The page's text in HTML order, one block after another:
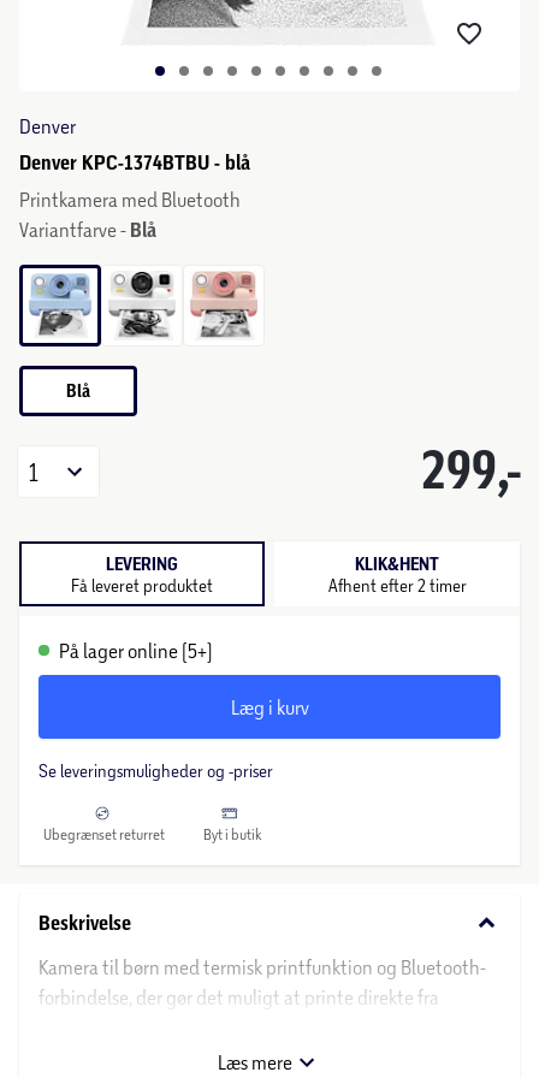
Denver
Denver KPC-1374BTBU - blå
Printkamera med Bluetooth
Variantfarve - Blå
Blå
299,-
1
LEVERING
Få leveret produktet
KLIK&HENT
Afhent efter 2 timer
På lager online (5+)
Læg i kurv
Se leveringsmuligheder og -priser
Ubegrænset returret Byt i butik
Beskrivelse keyboard_arrow_down
Kamera til børn med termisk printfunktion og Bluetooth-
forbindelse, der gør det muligt at printe direkte fra
anvender PP-40 papirrulle til almindelige print samt PSP-
Læs mere